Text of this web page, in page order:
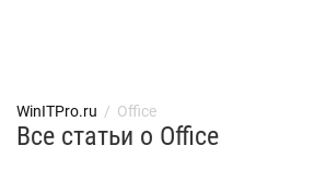
WinITPro.ru / Office
Все статьи о Office